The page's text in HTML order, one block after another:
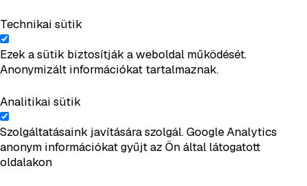
Technikai sütik
Ezek a sütik biztosítják a weboldal működését.
Anonymizált információkat tartalmaznak.
Analitikai sütik
Szolgáltatásaink javítására szolgál. Google Analytics
anonym információkat gyűjt az Ön által látogatott
oldalakon